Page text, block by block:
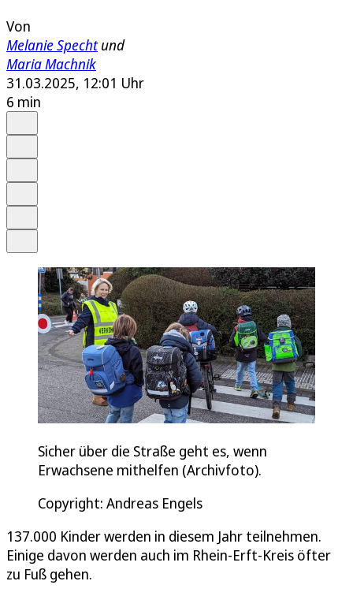
Von
Melanie Spechtund
Maria Machnik
31.03.2025, 12:01 Uhr
6 min
Sicher über die Straße geht es, wenn
Erwachsene mithelfen (Archivfoto).
Copyright: Andreas Engels
137.000 Kinder werden in diesem Jahr teilnehmen.
Einige davon werden auch im Rhein-Erft-Kreis öfter
zu Fuß gehen.